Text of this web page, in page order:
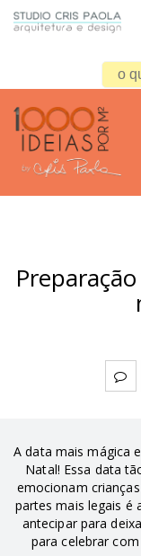
A data mais mágica
Natal! Essa data
emocionam
partes mais legais é
antecipar para
para celebrar